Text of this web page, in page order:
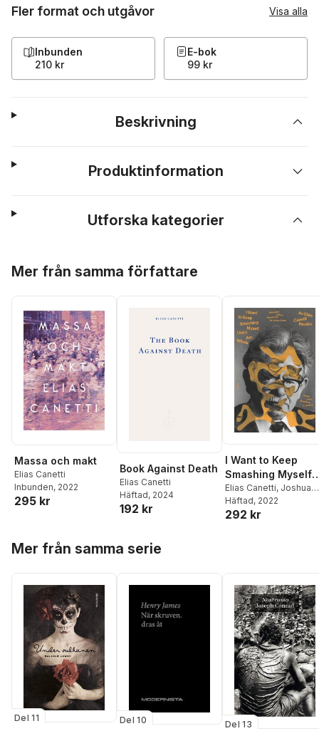
Fler format och utgåvor Visa alla
Inbunden
210 kr
E-bok
99 kr
Beskrivning
Produktinformation
Utforska kategorier
Mer från samma författare
Massa och makt
Elias Canetti
Inbunden, 2022
295 kr
Book Against Death
Elias Canetti
Häftad, 2024
192 kr
I Want to Keep
Smashing Myself
Until I Am Whole
Elias Canetti, Joshua
Cohen
Häftad, 2022
292 kr
Mer från samma serie
Del 11 Del 10 Del 13